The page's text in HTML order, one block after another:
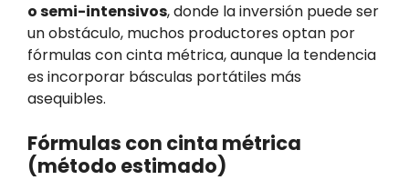
o semi-intensivos, donde la inversión puede ser
un obstáculo, muchos productores optan por
fórmulas con cinta métrica, aunque la tendencia
es incorporar básculas portátiles más
asequibles.
Fórmulas con cinta métrica
(método estimado)